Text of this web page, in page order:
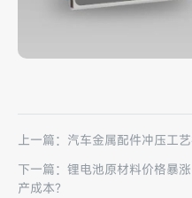
上一篇：汽车金属配件冲压工
下一篇：锂电池原材料价格暴
产成本?